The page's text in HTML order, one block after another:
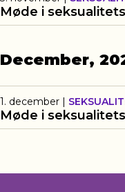
Møde i
December,
1. december |
Møde i